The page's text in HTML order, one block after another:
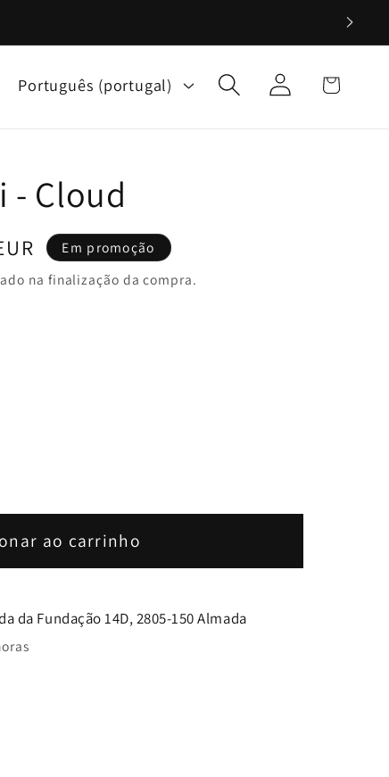
m
a
Português (portugal)
Iniciar
sessão
Carrinho
- Cloud
Em promoção
na finalização da compra.
ao carrinho
da Fundação 14D, 2805-150 Almada